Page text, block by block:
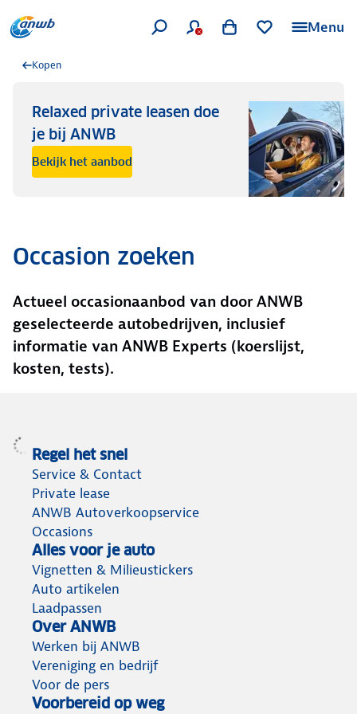
Menu
Kopen
Relaxed private leasen doe
je bij ANWB
Bekijk het aanbod
Occasion zoeken
Actueel occasionaanbod van door ANWB
geselecteerde autobedrijven, inclusief
informatie van ANWB Experts (koerslijst,
kosten, tests).
Regel het snel
Service & Contact
Private lease
ANWB Autoverkoopservice
Occasions
Alles voor je auto
Vignetten & Milieustickers
Auto artikelen
Laadpassen
Over ANWB
Werken bij ANWB
Vereniging en bedrijf
Voor de pers
Voorbereid op weg